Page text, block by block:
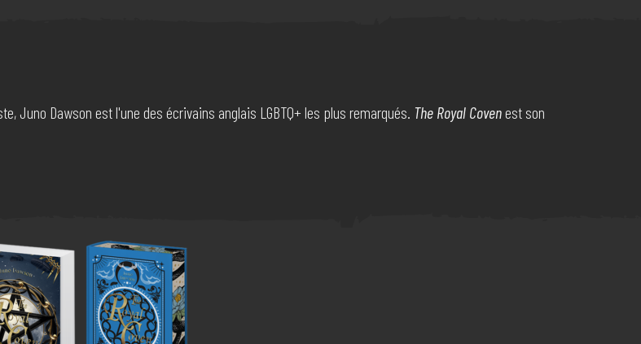
Juno Dawson est l'une des écrivains anglais LGBTQ+ les plus remarqués. The Royal Covenest son